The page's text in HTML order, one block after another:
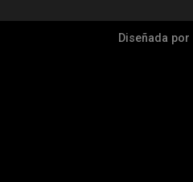
Diseñada por